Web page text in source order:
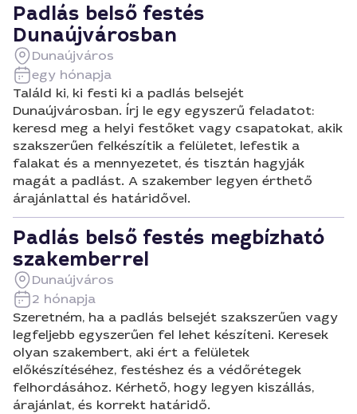
Padlás belső festés
Dunaújvárosban
Dunaújváros
egy hónapja
Találd ki, ki festi ki a padlás belsejét
Dunaújvárosban. Írj le egy egyszerű feladatot:
keresd meg a helyi festőket vagy csapatokat, akik
szakszerűen felkészítik a felületet, lefestik a
falakat és a mennyezetet, és tisztán hagyják
magát a padlást. A szakember legyen érthető
árajánlattal és határidővel.
Padlás belső festés megbízható
szakemberrel
Dunaújváros
2 hónapja
Szeretném, ha a padlás belsejét szakszerűen vagy
legfeljebb egyszerűen fel lehet készíteni. Keresek
olyan szakembert, aki ért a felületek
előkészítéséhez, festéshez és a védőrétegek
felhordásához. Kérhető, hogy legyen kiszállás,
árajánlat, és korrekt határidő.